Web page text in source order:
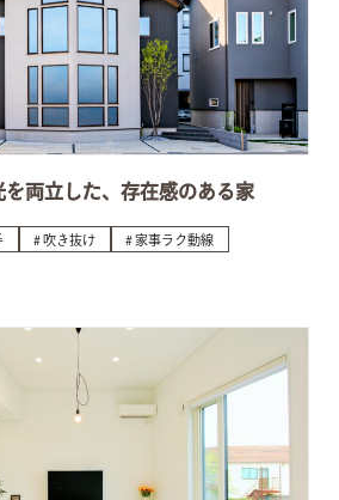
両立した、存在感のある家
吹き抜け
家事ラク動線